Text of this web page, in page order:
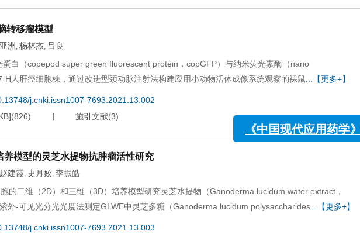
转移瘤模型
洲 , 杨林杰, 吕良
白（copepod super green fluorescent protein，copGFP）与纳米荧光素酶（nano
H人肝癌细胞株，通过改进型颈动脉注射法构建应用小动物活体成像系统观察的裸鼠 ...【更多+】
j.cnki.issn1007-7693.2021.13.002
](826) 施引文献(3)
模型的灵芝水提物抗肿瘤活性研究
赵建霞, 史月姣, 李振皓
的二维（2D）和三维（3D）培养模型研究灵芝水提物（Ganoderma lucidum water extract，
外-可见光分光光度法测定GLWE中灵芝多糖（Ganoderma lucidum polysaccharides ...【更多+】
j.cnki.issn1007-7693.2021.13.003